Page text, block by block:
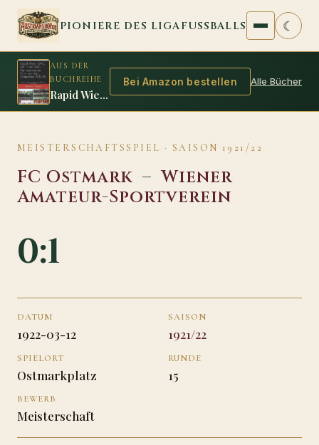
Zum Inhalt springen
PIONIERE DES LIGAFUSSBALLS ☾
AUS DER
BUCHREIHE
Rapid Wien, WAC, FAC oder WAF: Der spannende Krimi um den Meistertitel 1915/16
Bei Amazon bestellen Alle Bücher
MEISTERSCHAFTSSPIEL · SAISON 1921/22
FC Ostmark–Wiener
Amateur-Sportverein
0:1
DATUM
1922-03-12
SAISON
1921/22
SPIELORT
Ostmarkplatz
RUNDE
15
BEWERB
Meisterschaft